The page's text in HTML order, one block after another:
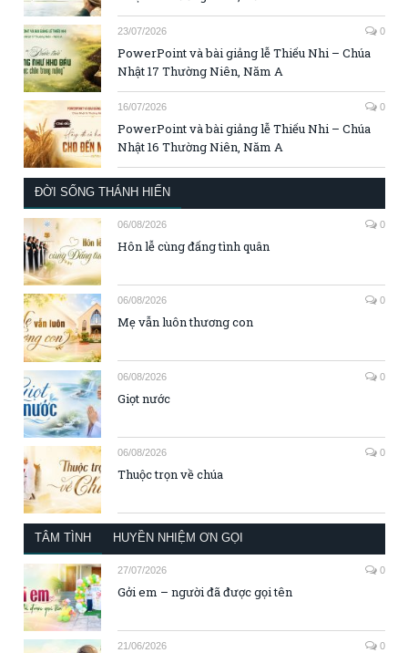
23/07/2026 0
PowerPoint và bài giảng lễ Thiếu Nhi – Chúa
Nhật 17 Thường Niên, Năm A
16/07/2026 0
PowerPoint và bài giảng lễ Thiếu Nhi – Chúa
Nhật 16 Thường Niên, Năm A
ĐỜI SỐNG THÁNH HIẾN
06/08/2026 0
Hôn lễ cùng đấng tình quân
06/08/2026 0
Mẹ vẫn luôn thương con
06/08/2026 0
Giọt nước
06/08/2026 0
Thuộc trọn về chúa
TÂM TÌNH HUYỀN NHIỆM ƠN GỌI
27/07/2026 0
Gởi em – người đã được gọi tên
21/06/2026 0